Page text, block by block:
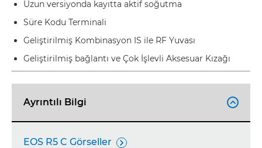
Uzun versiyonda kayıtta aktif soğutma
Süre Kodu Terminali
Geliştirilmiş Kombinasyon IS ile RF Yuvası
Geliştirilmiş bağlantı ve Çok İşlevli Aksesuar Kızağı
Ayrıntılı Bilgi 
EOS R5 C Görseller 